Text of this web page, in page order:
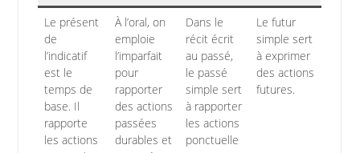
Le présent
de
l’indicatif
est le
temps de
base. Il
rapporte
les actions
À l’oral, on
emploie
l’imparfait
pour
rapporter
des actions
passées
durables et
Dans le
récit écrit
au passé,
le passé
simple sert
à rapporter
les actions
ponctuelle
Le futur
simple sert
à exprimer
des actions
futures.